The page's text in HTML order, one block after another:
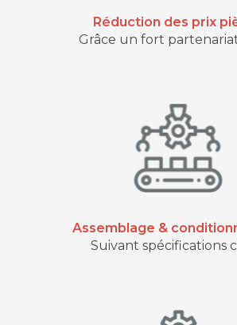
Réduction des prix
Grâce un fort
Assemblage &
Suivant spécifications